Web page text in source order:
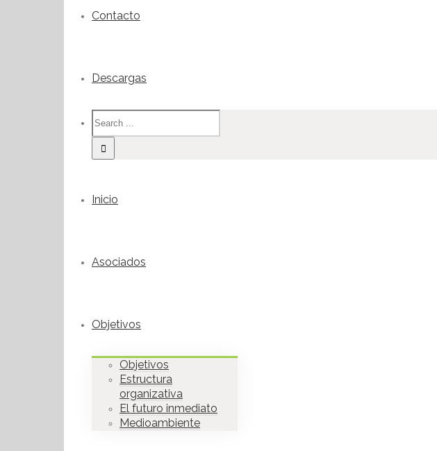
Contacto
Descargas
Inicio
Asociados
Objetivos
Objetivos
Estructura
organizativa
El futuro inmediato
Medioambiente